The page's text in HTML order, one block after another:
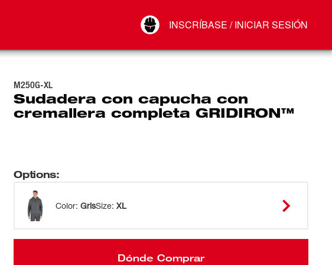
INSCRÍBASE / INICIAR SESIÓN
Conectar
M250G-XL
Sudadera con capucha con
cremallera completa GRIDIRON™
Options:
Color: GrisSize: XL
Dónde Comprar